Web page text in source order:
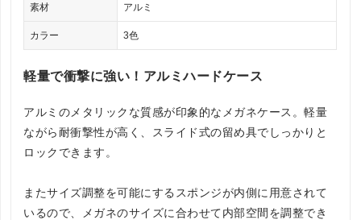
素材 アルミ
カラー 3色
軽量で衝撃に強い！アルミハードケース
アルミのメタリックな質感が印象的なメガネケース。軽量
ながら耐衝撃性が高く、スライド式の留め具でしっかりと
ロックできます。
またサイズ調整を可能にするスポンジが内側に用意されて
いるので、メガネのサイズに合わせて内部空間を調整でき